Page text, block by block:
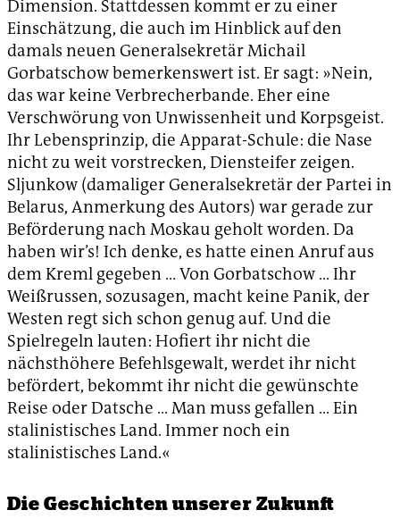
Dimension. Stattdessen kommt er zu einer
Einschätzung, die auch im Hinblick auf den
damals neuen Generalsekretär Michail
Gorbatschow bemerkenswert ist. Er sagt: »Nein,
das war keine Verbrecherbande. Eher eine
Verschwörung von Unwissenheit und Korpsgeist.
Ihr Lebensprinzip, die Apparat-Schule: die Nase
nicht zu weit vorstrecken, Diensteifer zeigen.
Sljunkow (damaliger Generalsekretär der Partei in
Belarus, Anmerkung des Autors) war gerade zur
Beförderung nach Moskau geholt worden. Da
haben wir’s! Ich denke, es hatte einen Anruf aus
dem Kreml gegeben … Von Gorbatschow … Ihr
Weißrussen, sozusagen, macht keine Panik, der
Westen regt sich schon genug auf. Und die
Spielregeln lauten: Hofiert ihr nicht die
nächsthöhere Befehlsgewalt, werdet ihr nicht
befördert, bekommt ihr nicht die gewünschte
Reise oder Datsche … Man muss gefallen … Ein
stalinistisches Land. Immer noch ein
stalinistisches Land.«
Die Geschichten unserer Zukunft